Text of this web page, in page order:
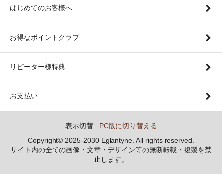
はじめてのお客様へ
お得なポイントクラブ
リピーター様特典
お支払い
表示切替 : PC版に切り替える
Copyright© 2025-2030 Eglantyne. All rights reserved.
サイト内の全ての画像・文章・デザイン等の無断転載・複製を禁
止します。